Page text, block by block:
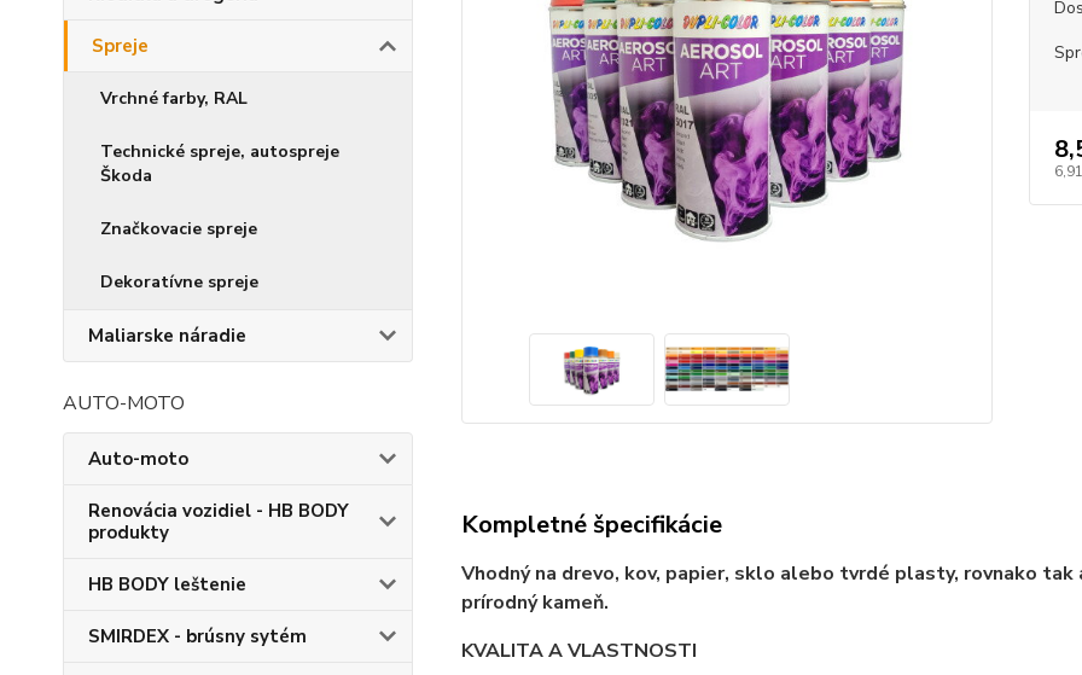
Spreje
Vrchné farby, RAL
Technické spreje, autospreje
Škoda
Značkovacie spreje
Dekoratívne spreje
Maliarske náradie
AUTO-MOTO
Auto-moto
Renovácia vozidiel - HB BODY
produkty
HB BODY leštenie
SMIRDEX - brúsny sytém
Kompletné špecifikácie
Vhodný na drevo, kov, papier, sklo alebo tvrdé plasty, rovnako
prírodný kameň.
KVALITA A VLASTNOSTI